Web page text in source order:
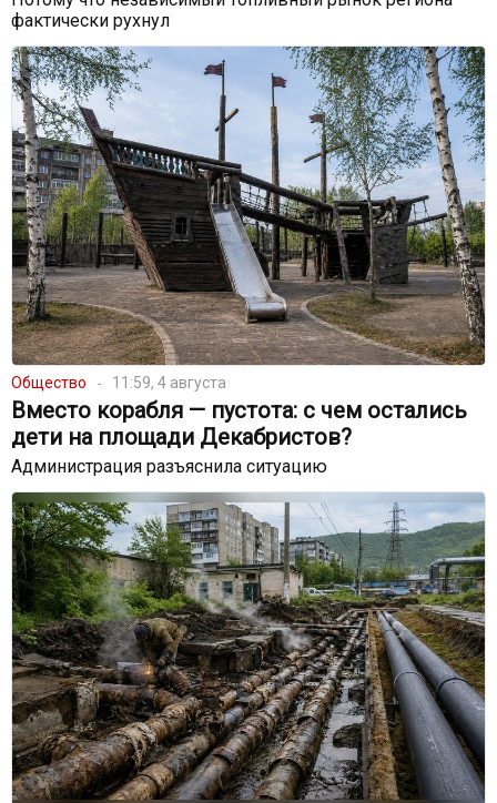
фактически рухнул
Общество 11:59, 4 августа
Вместо корабля — пустота: с чем остались
дети на площади Декабристов?
Администрация разъяснила ситуацию